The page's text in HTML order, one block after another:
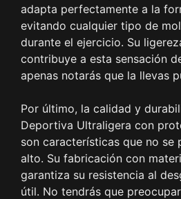
adapta perfectamente a la
evitando cualquier tipo de
durante el ejercicio. Su
contribuye a esta sensación
apenas notarás que la llevas
Por último, la calidad y
Deportiva Ultraligera con
son características que no se
alto. Su fabricación con
garantiza su resistencia al
útil. No tendrás que